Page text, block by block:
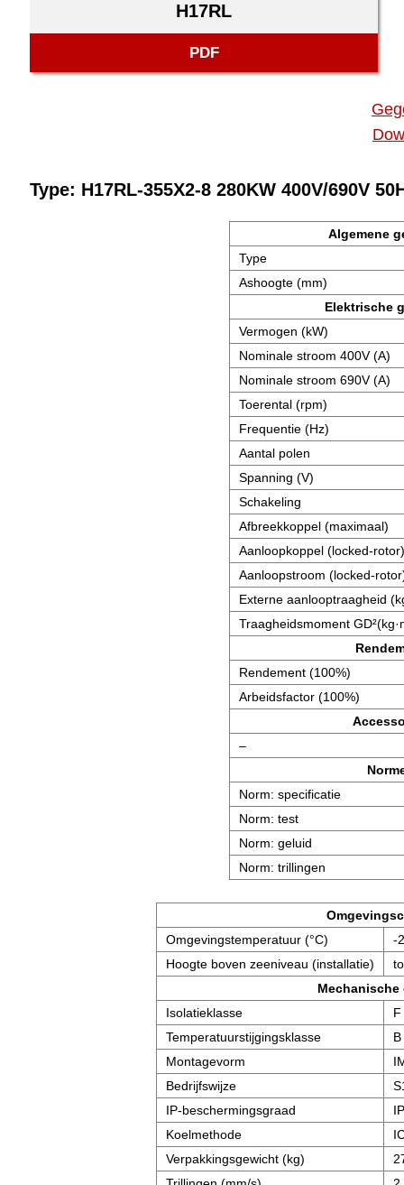
H17RL
PDF
Type: H17RL-355X2-8 280KW 400V/690V
Algemene
Type
Ashoogte (mm)
Elektrische
Vermogen (kW)
Nominale stroom 400V (A)
Nominale stroom 690V (A)
Toerental (rpm)
Frequentie (Hz)
Aantal polen
Spanning (V)
Schakeling
Afbreekkoppel (maximaal)
Aanloopkoppel (locked-rotor)
Aanloopstroom (locked-
Externe aanlooptraagheid
Traagheidsmoment
Rendement (100%)
Arbeidsfactor (100%)
–
Norm: specificatie
Norm: test
Norm: geluid
Norm: trillingen
Omgevingstemperatuur (°C)
-
Hoogte boven zeeniveau (installatie)
Mechanische
Isolatieklasse
F
Temperatuurstijgingsklasse
B
Montagevorm
Bedrijfswijze
IP-beschermingsgraad
Koelmethode
Verpakkingsgewicht (kg)